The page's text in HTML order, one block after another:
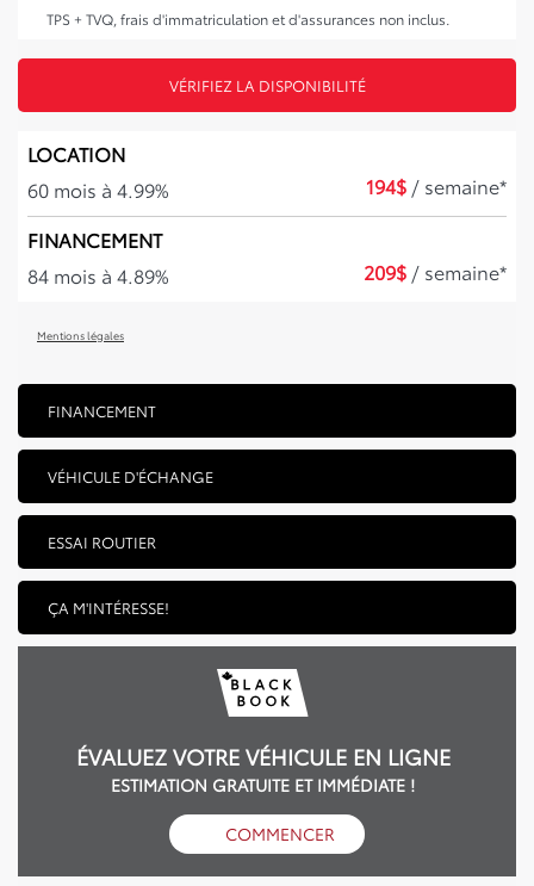
TPS + TVQ, frais d'immatriculation et d'assurances non inclus.
VÉRIFIEZ LA DISPONIBILITÉ
LOCATION
60 mois à 4.99%
194$ / semaine*
FINANCEMENT
84 mois à 4.89%
209$ / semaine*
Mentions légales
FINANCEMENT
VÉHICULE D'ÉCHANGE
ESSAI ROUTIER
ÇA M'INTÉRESSE!
ÉVALUEZ VOTRE VÉHICULE EN LIGNE
ESTIMATION GRATUITE ET IMMÉDIATE !
COMMENCER